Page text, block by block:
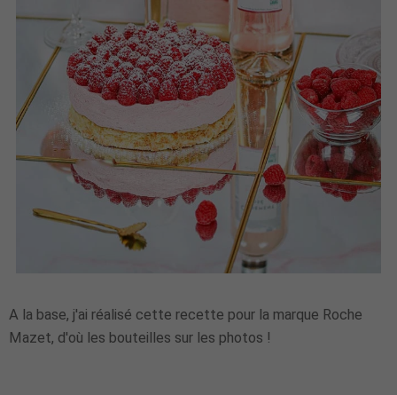
A la base, j'ai réalisé cette recette pour la marque Roche
Mazet, d'où les bouteilles sur les photos !